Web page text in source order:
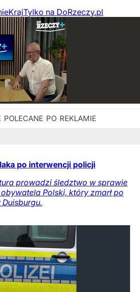
KrajTylko na DoRzeczy.pl
po interwencji policji
prowadzi śledztwo w sprawie
Polski, który zmarł po